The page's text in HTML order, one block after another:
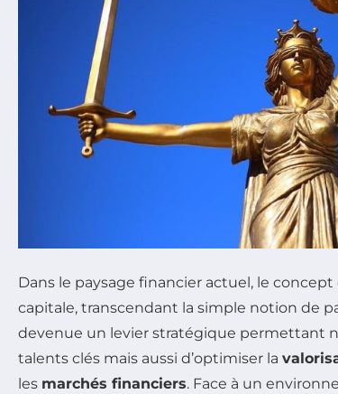
Dans le paysage financier actuel, le concept
capitale, transcendant la simple notion de
devenue un levier stratégique permettant
talents clés mais aussi d’optimiser la
les marchés financiers. Face à un